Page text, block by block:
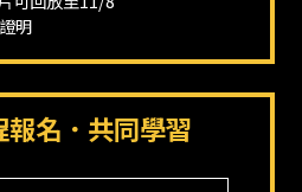
明
報名．共同學習